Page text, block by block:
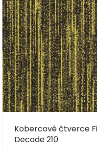
Kobercové čtverce
Decode 210